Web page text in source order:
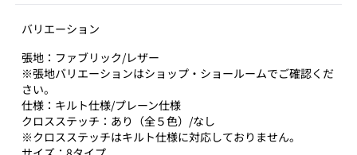
バリエーション
張地：ファブリック/レザー
※張地バリエーションはショップ・ショールームでご確認くだ
さい。
仕様：キルト仕様/プレーン仕様
クロスステッチ：あり（全５色）/なし
※クロスステッチはキルト仕様に対応しておりません。